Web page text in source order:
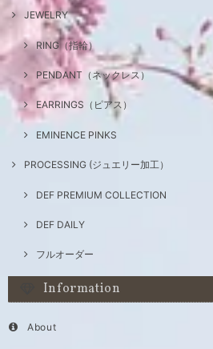
JEWELRY
RING（指輪）
PENDANT（ネックレス）
EARRINGS（ピアス）
EMINENCE PINKS
PROCESSING (ジュエリー加工）
DEF PREMIUM COLLECTION
DEF DAILY
フルオーダー
Information
About